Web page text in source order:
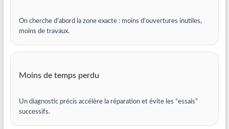
On cherche d’abord la zone exacte : moins d’ouvertures inutiles,
moins de travaux.
Moins de temps perdu
Un diagnostic précis accélère la réparation et évite les “essais”
successifs.